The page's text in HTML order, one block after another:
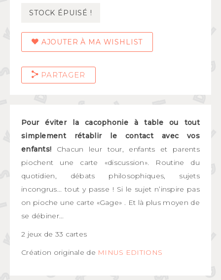
STOCK ÉPUISÉ !
AJOUTER À MA WISHLIST
PARTAGER
Pour éviter la cacophonie à table ou tout
simplement rétablir le contact avec vos
enfants! Chacun leur tour, enfants et parents
piochent une carte «discussion». Routine du
quotidien, débats philosophiques, sujets
incongrus... tout y passe ! Si le sujet n’inspire pas
on pioche une carte «Gage» . Et là plus moyen de
se débiner...
2 jeux de 33 cartes
Création originale de MINUS EDITIONS